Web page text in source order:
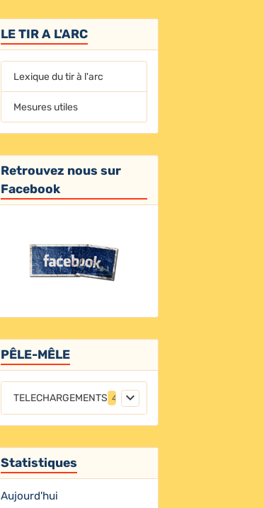
LE TIR A L'ARC
Lexique du tir à l'arc
Mesures utiles
Retrouvez nous sur
Facebook
PÊLE-MÊLE
TELECHARGEMENTS 4
Statistiques
Aujourd'hui